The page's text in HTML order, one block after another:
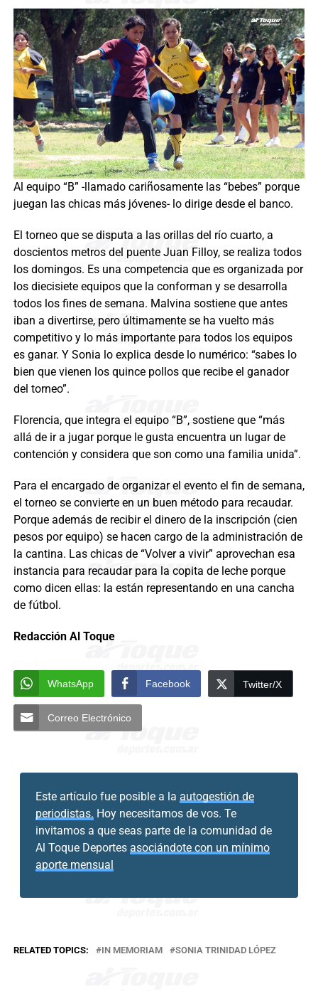
Al equipo “B” -llamado cariñosamente las “bebes” porque
juegan las chicas más jóvenes- lo dirige desde el banco.
El torneo que se disputa a las orillas del río cuarto, a
doscientos metros del puente Juan Filloy, se realiza todos
los domingos. Es una competencia que es organizada por
los diecisiete equipos que la conforman y se desarrolla
todos los fines de semana. Malvina sostiene que antes
iban a divertirse, pero últimamente se ha vuelto más
competitivo y lo más importante para todos los equipos
es ganar. Y Sonia lo explica desde lo numérico: “sabes lo
bien que vienen los quince pollos que recibe el ganador
del torneo”.
Florencia, que integra el equipo “B”, sostiene que “más
allá de ir a jugar porque le gusta encuentra un lugar de
contención y considera que son como una familia unida”.
Para el encargado de organizar el evento el fin de semana,
el torneo se convierte en un buen método para recaudar.
Porque además de recibir el dinero de la inscripción (cien
pesos por equipo) se hacen cargo de la administración de
la cantina. Las chicas de “Volver a vivir” aprovechan esa
instancia para recaudar para la copita de leche porque
como dicen ellas: la están representando en una cancha
de fútbol.
Redacción Al Toque
WhatsApp Facebook Twitter/X
Correo Electrónico
Este artículo fue posible a la autogestión de
periodistas. Hoy necesitamos de vos. Te
invitamos a que seas parte de la comunidad de
Al Toque Deportes asociándote con un mínimo
aporte mensual
RELATED TOPICS: IN MEMORIAM SONIA TRINIDAD LÓPEZ